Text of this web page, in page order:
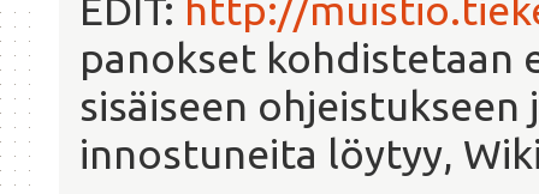
EDIT: http://
panokset kohdistetaan
sisäiseen ohjeistukseen
innostuneita löytyy,